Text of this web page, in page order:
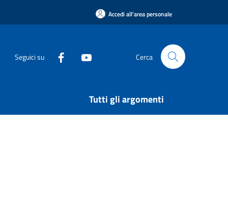
Accedi all'area personale
Seguici su Cerca
Tutti gli argomenti